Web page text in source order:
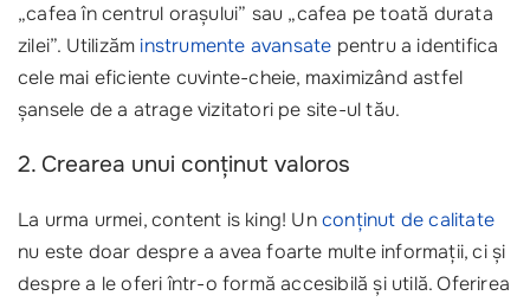
„cafea în centrul orașului” sau „cafea pe toată durata
zilei”. Utilizăm instrumente avansate pentru a identifica
cele mai eficiente cuvinte-cheie, maximizând astfel
șansele de a atrage vizitatori pe site-ul tău.
2. Crearea unui conținut valoros
La urma urmei, content is king! Unconținut de calitate
nu este doar despre a avea foarte multe informații, ci și
despre a le oferi într-o formă accesibilă și utilă. Oferirea